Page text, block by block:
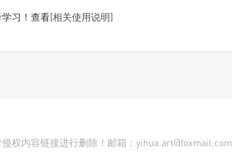
习！查看[相关使用说明]
权内容链接进行删除！邮箱：yihua.art@foxmail.com